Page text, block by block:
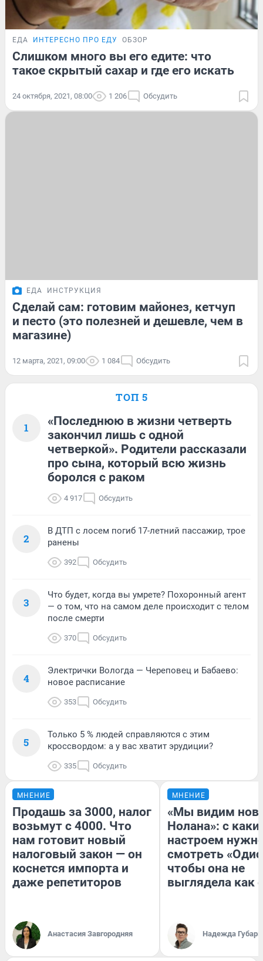
ЕДА ИНТЕРЕСНО ПРО ЕДУ ОБЗОР
Слишком много вы его едите: что
такое скрытый сахар и где его искать
24 октября, 2021, 08:00 1 206 Обсудить
ЕДА ИНСТРУКЦИЯ
Сделай сам: готовим майонез, кетчуп
и песто (это полезней и дешевле, чем в
магазине)
12 марта, 2021, 09:00 1 084 Обсудить
ТОП 5
1
«Последнюю в жизни четверть
закончил лишь с одной
четверкой». Родители рассказали
про сына, который всю жизнь
боролся с раком
4 917 Обсудить
2
В ДТП с лосем погиб 17-летний пассажир, трое
ранены
392 Обсудить
3
Что будет, когда вы умрете? Похоронный агент
— о том, что на самом деле происходит с телом
после смерти
370 Обсудить
4
Электрички Вологда — Череповец и Бабаево:
новое расписание
353 Обсудить
5
Только 5 % людей справляются с этим
кроссвордом: а у вас хватит эрудиции?
335 Обсудить
МНЕНИЕ
Продашь за 3000, налог
возьмут с 4000. Что
нам готовит новый
налоговый закон — он
коснется импорта и
даже репетиторов
Анастасия Завгородняя
МНЕНИЕ
«Мы видим
Нолана»: с
настроем
смотреть
чтобы она не
выглядела как
Надежда Губарь